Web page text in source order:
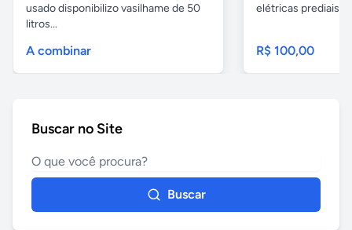
usado disponibilizo vasilhame de 50
litros...
A combinar
elétricas prediais e
R$ 100,00
Buscar no Site
Buscar